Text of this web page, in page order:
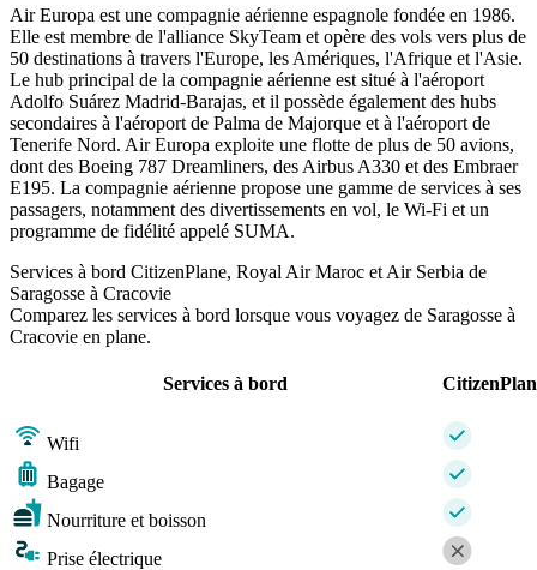
Air Europa est une compagnie aérienne espagnole fondée en 1986.
Elle est membre de l'alliance SkyTeam et opère des vols vers plus de
50 destinations à travers l'Europe, les Amériques, l'Afrique et l'Asie.
Le hub principal de la compagnie aérienne est situé à l'aéroport
Adolfo Suárez Madrid-Barajas, et il possède également des hubs
secondaires à l'aéroport de Palma de Majorque et à l'aéroport de
Tenerife Nord. Air Europa exploite une flotte de plus de 50 avions,
dont des Boeing 787 Dreamliners, des Airbus A330 et des Embraer
E195. La compagnie aérienne propose une gamme de services à ses
passagers, notamment des divertissements en vol, le Wi-Fi et un
programme de fidélité appelé SUMA.
Services à bord CitizenPlane, Royal Air Maroc et Air Serbia de
Saragosse à Cracovie
Comparez les services à bord lorsque vous voyagez de Saragosse à
Cracovie en plane.
Services à bord
Wifi
Bagage
Nourriture et boisson
Prise électrique